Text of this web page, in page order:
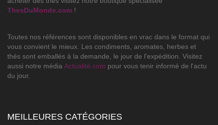
ThesDuMonde.com !
Toutes nos références sont disponibles en vrac dans le format qui
vous convient le mieux. Les condiments, aromates, herbes et
thés sont emballés à la demande, le jour de l'expédition. Visitez
aussi notre média Actualité.com pour vous tenir informé de l'actu
du jour.
MEILLEURES CATÉGORIES